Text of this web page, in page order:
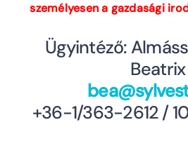
személyesena gazdasági
Ügyintéző:
Beatrix
+36-1/363-2612 /